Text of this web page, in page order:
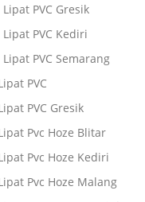
PVC Gresik
PVC Kediri
PVC Semarang
PVC
PVC Gresik
Pvc Hoze Blitar
Pvc Hoze Kediri
Pvc Hoze Malang